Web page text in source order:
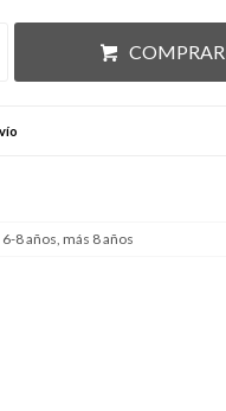
COMPRAR
6-8 años, más 8 años